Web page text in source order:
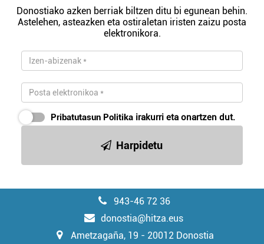
zure baimena Cookieen adierazpenean.
Webgune honek cookie propioak eta hirugarrenen cookie-
zerbitzuak hobetzeko asmoz, cookie teknologiaz
erabiltzeko baimen esplizitua ematen diguzu.
irakurri
Donostiako azken berriak biltzen ditu bi egunean behin.
Astelehen, asteazken eta ostiraletan iristen zaizu posta
elektronikora.
Pribatutasun Politika irakurri eta onartzen dut.
Harpidetu
943-46 72 36
donostia@hitza.eus
Ametzagaña, 19 - 20012 Donostia